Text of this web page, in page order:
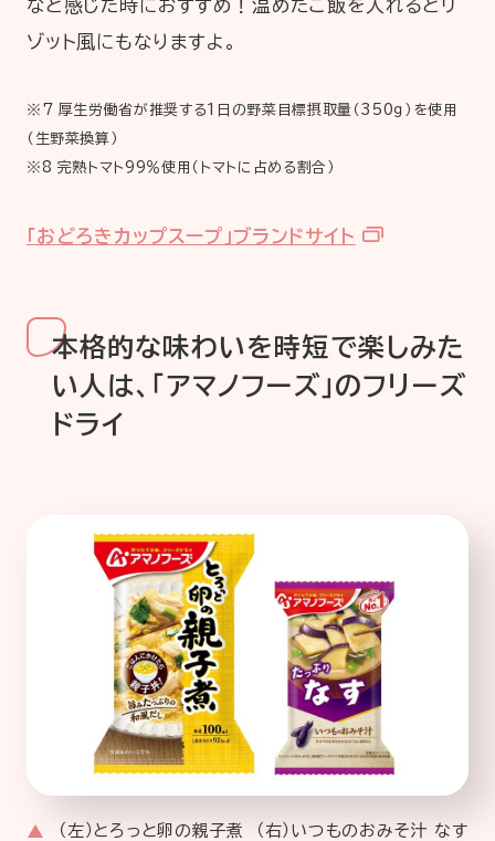
なと感じた時におすすめ！温めたご飯を入れるとリ
ゾット風にもなりますよ。
※7 厚生労働省が推奨する1日の野菜目標摂取量（350ｇ）を使用
（生野菜換算）
※8 完熟トマト99％使用（トマトに占める割合）
「おどろきカップスープ」ブランドサイト
本格的な味わいを時短で楽しみた
い人は、「アマノフーズ」のフリーズ
ドライ
（左）とろっと卵の親子煮 （右）いつものおみそ汁 なす